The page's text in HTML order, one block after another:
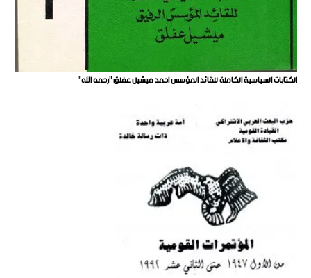
الكتابات السياسية الكاملة للقائد المؤسس احمد ميشيل عفلق "رحمه الله"